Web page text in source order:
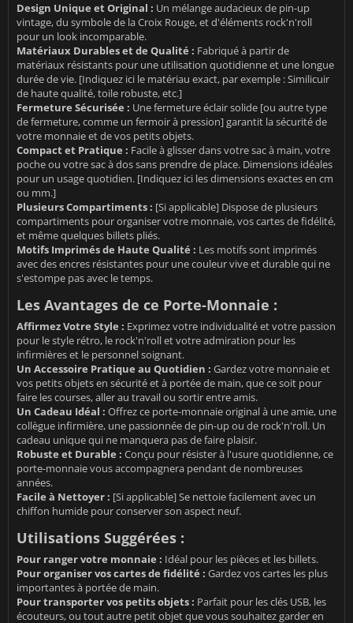
Design Unique et Original : Un mélange audacieux de pin-up
vintage, du symbole de la Croix Rouge, et d'éléments rock'n'roll
pour un look incomparable.
Matériaux Durables et de Qualité : Fabriqué à partir de
matériaux résistants pour une utilisation quotidienne et une longue
durée de vie. [Indiquez ici le matériau exact, par exemple : Similicuir
de haute qualité, toile robuste, etc.]
Fermeture Sécurisée : Une fermeture éclair solide [ou autre type
de fermeture, comme un fermoir à pression] garantit la sécurité de
votre monnaie et de vos petits objets.
Compact et Pratique : Facile à glisser dans votre sac à main, votre
poche ou votre sac à dos sans prendre de place. Dimensions idéales
pour un usage quotidien. [Indiquez ici les dimensions exactes en cm
ou mm.]
Plusieurs Compartiments : [Si applicable] Dispose de plusieurs
compartiments pour organiser votre monnaie, vos cartes de fidélité,
et même quelques billets pliés.
Motifs Imprimés de Haute Qualité : Les motifs sont imprimés
avec des encres résistantes pour une couleur vive et durable qui ne
s'estompe pas avec le temps.
Les Avantages de ce Porte-Monnaie :
Affirmez Votre Style : Exprimez votre individualité et votre passion
pour le style rétro, le rock'n'roll et votre admiration pour les
infirmières et le personnel soignant.
Un Accessoire Pratique au Quotidien : Gardez votre monnaie et
vos petits objets en sécurité et à portée de main, que ce soit pour
faire les courses, aller au travail ou sortir entre amis.
Un Cadeau Idéal : Offrez ce porte-monnaie original à une amie, une
collègue infirmière, une passionnée de pin-up ou de rock'n'roll. Un
cadeau unique qui ne manquera pas de faire plaisir.
Robuste et Durable : Conçu pour résister à l'usure quotidienne, ce
porte-monnaie vous accompagnera pendant de nombreuses
années.
Facile à Nettoyer : [Si applicable] Se nettoie facilement avec un
chiffon humide pour conserver son aspect neuf.
Utilisations Suggérées :
Pour ranger votre monnaie : Idéal pour les pièces et les billets.
Pour organiser vos cartes de fidélité : Gardez vos cartes les plus
importantes à portée de main.
Pour transporter vos petits objets : Parfait pour les clés USB, les
écouteurs, ou tout autre petit objet que vous souhaitez garder en